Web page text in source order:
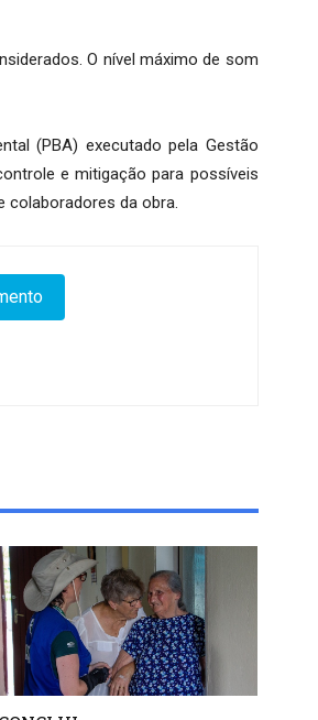
O nível máximo de som
(PBA) executado pela Gestão
e mitigação para possíveis
colaboradores da obra.